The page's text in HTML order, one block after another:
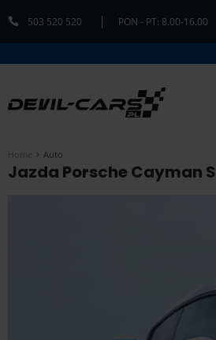
503 520 520 PON - PT: 8.00-16.00
Home Auto
Jazda Porsche Cayman